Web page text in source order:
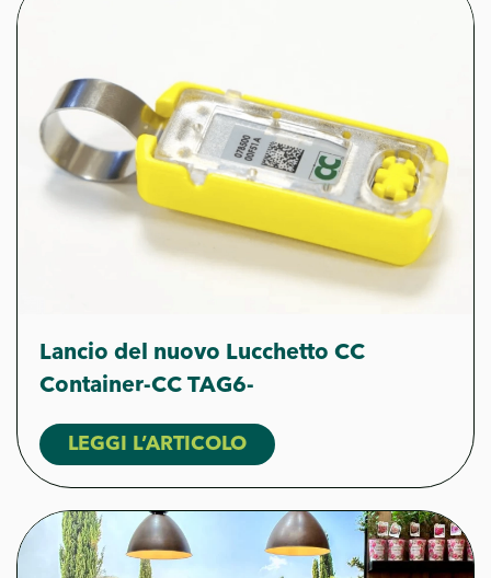
Lancio del nuovo Lucchetto CC
Container-CC TAG6-
LEGGI L’ARTICOLO